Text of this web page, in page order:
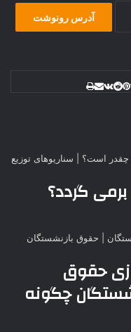
آدرس رونوشت
یلر
ت
تt
k
ا
ه
برمی گردد؟
حقوق
چگونه